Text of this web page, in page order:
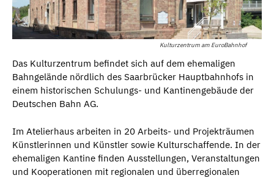
Kulturzentrum am EuroBahnhof
Das Kulturzentrum befindet sich auf dem ehemaligen
Bahngelände nördlich des Saarbrücker Hauptbahnhofs in
einem historischen Schulungs- und Kantinengebäude der
Deutschen Bahn AG.
Im Atelierhaus arbeiten in 20 Arbeits- und Projekträumen
Künstlerinnen und Künstler sowie Kulturschaffende. In der
ehemaligen Kantine finden Ausstellungen, Veranstaltungen
und Kooperationen mit regionalen und überregionalen